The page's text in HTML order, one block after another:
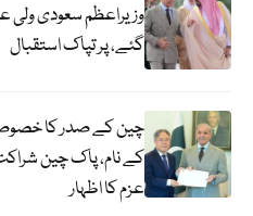
وزیراعظم سعودی
گئے، پر تپاک استقبال
چین کے صدر کا
کے نام، پاک چین
عزم کا اظہار